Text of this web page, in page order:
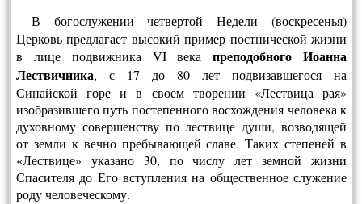
В богослужении
четвертой Недели (воскресенья)
Церковь предлагает высокий пример постнической жизни
в лице подвижника VI векапреподобного Иоанна
Лествичника, с 17 до 80 лет подвизавшегося на
Синайской горе и в своем творении «Лествица рая»
изобразившего путь постепенного восхождения че­ловека к
духовному совершенству по лествице души, возводящей
от земли к вечно пребывающей славе. Таких степеней в
«Лествице» указано 30, по числу лет земной жизни
Спасителя до Его вступления на общественное служение
роду человеческому.